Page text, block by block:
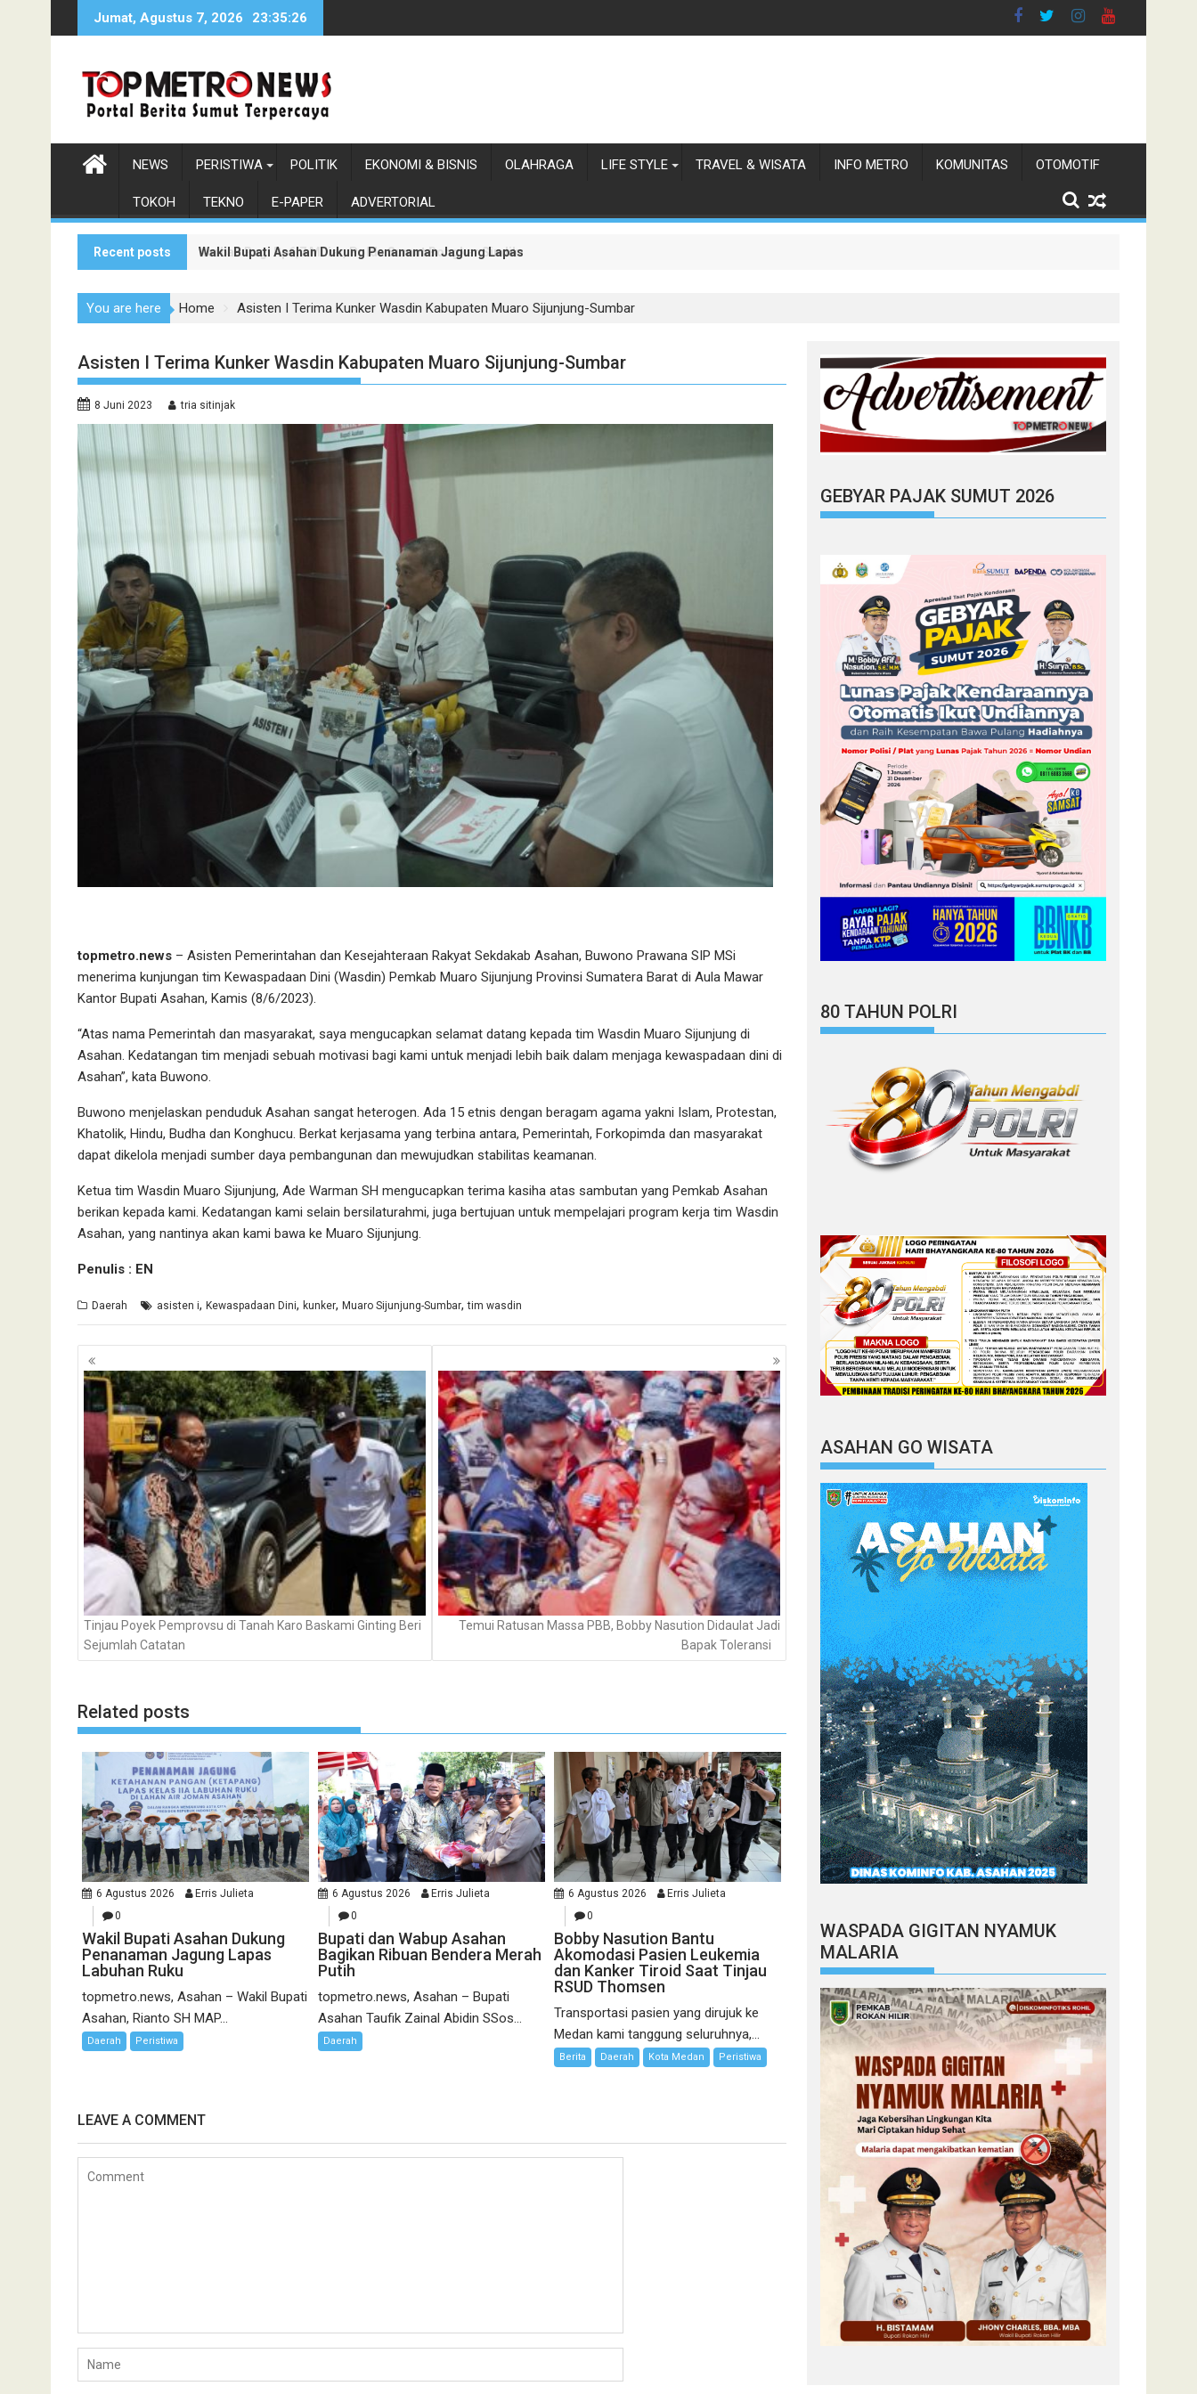
Jumat, Agustus 7, 2026 23:35:27
NEWS PERISTIWA POLITIK EKONOMI & BISNIS OLAHRAGA LIFE STYLE TRAVEL & WISATA INFO METRO KOMUNITAS OTOMOTIF
TOKOH TEKNO E-PAPER ADVERTORIAL
Recent posts Korban Rugi Rp6,7 Miliar, Polda Sumut Bongkar Sindikat Scamming Internasional di Apartemen Medan
Wakil Bupati Asahan Dukung Penanaman Jagung Lapas Labuhan Ruku
You are here Home Asisten I Terima Kunker Wasdin Kabupaten Muaro Sijunjung-Sumbar
Asisten I Terima Kunker Wasdin Kabupaten Muaro Sijunjung-Sumbar
8 Juni 2023 tria sitinjak
topmetro.news – Asisten Pemerintahan dan Kesejahteraan Rakyat Sekdakab Asahan, Buwono Prawana SIP MSi
menerima kunjungan tim Kewaspadaan Dini (Wasdin) Pemkab Muaro Sijunjung Provinsi Sumatera Barat di Aula Mawar
Kantor Bupati Asahan, Kamis (8/6/2023).
“Atas nama Pemerintah dan masyarakat, saya mengucapkan selamat datang kepada tim Wasdin Muaro Sijunjung di
Asahan. Kedatangan tim menjadi sebuah motivasi bagi kami untuk menjadi lebih baik dalam menjaga kewaspadaan dini di
Asahan”, kata Buwono.
Buwono menjelaskan penduduk Asahan sangat heterogen. Ada 15 etnis dengan beragam agama yakni Islam, Protestan,
Khatolik, Hindu, Budha dan Konghucu. Berkat kerjasama yang terbina antara, Pemerintah, Forkopimda dan masyarakat
dapat dikelola menjadi sumber daya pembangunan dan mewujudkan stabilitas keamanan.
Ketua tim Wasdin Muaro Sijunjung, Ade Warman SH mengucapkan terima kasiha atas sambutan yang Pemkab Asahan
berikan kepada kami. Kedatangan kami selain bersilaturahmi, juga bertujuan untuk mempelajari program kerja tim Wasdin
Asahan, yang nantinya akan kami bawa ke Muaro Sijunjung.
Penulis : EN
Daerah asisten i, Kewaspadaan Dini, kunker, Muaro Sijunjung-Sumbar,tim wasdin
Navigasi
pos
Tinjau Poyek Pemprovsu di Tanah Karo Baskami Ginting Beri
Sejumlah Catatan
Temui Ratusan Massa PBB, Bobby Nasution Didaulat Jadi
Bapak Toleransi
Related posts
6 Agustus 2026
Erris Julieta
0
Wakil Bupati Asahan Dukung
Penanaman Jagung Lapas
Labuhan Ruku
topmetro.news, Asahan – Wakil Bupati
Asahan, Rianto SH MAP...
Daerah Peristiwa
6 Agustus 2026
Erris Julieta
0
Bupati dan Wabup Asahan
Bagikan Ribuan Bendera Merah
Putih
topmetro.news, Asahan – Bupati
Asahan Taufik Zainal Abidin SSos...
Daerah
6 Agustus 2026
Erris Julieta
0
Bobby Nasution Bantu
Akomodasi Pasien Leukemia
dan Kanker Tiroid Saat Tinjau
RSUD Thomsen
Transportasi pasien yang dirujuk ke
Medan kami tanggung seluruhnya,...
Berita Daerah Kota Medan Peristiwa
LEAVE A COMMENT
GEBYAR PAJAK SUMUT 2026
80 TAHUN POLRI
ASAHAN GO WISATA
WASPADA GIGITAN NYAMUK
MALARIA